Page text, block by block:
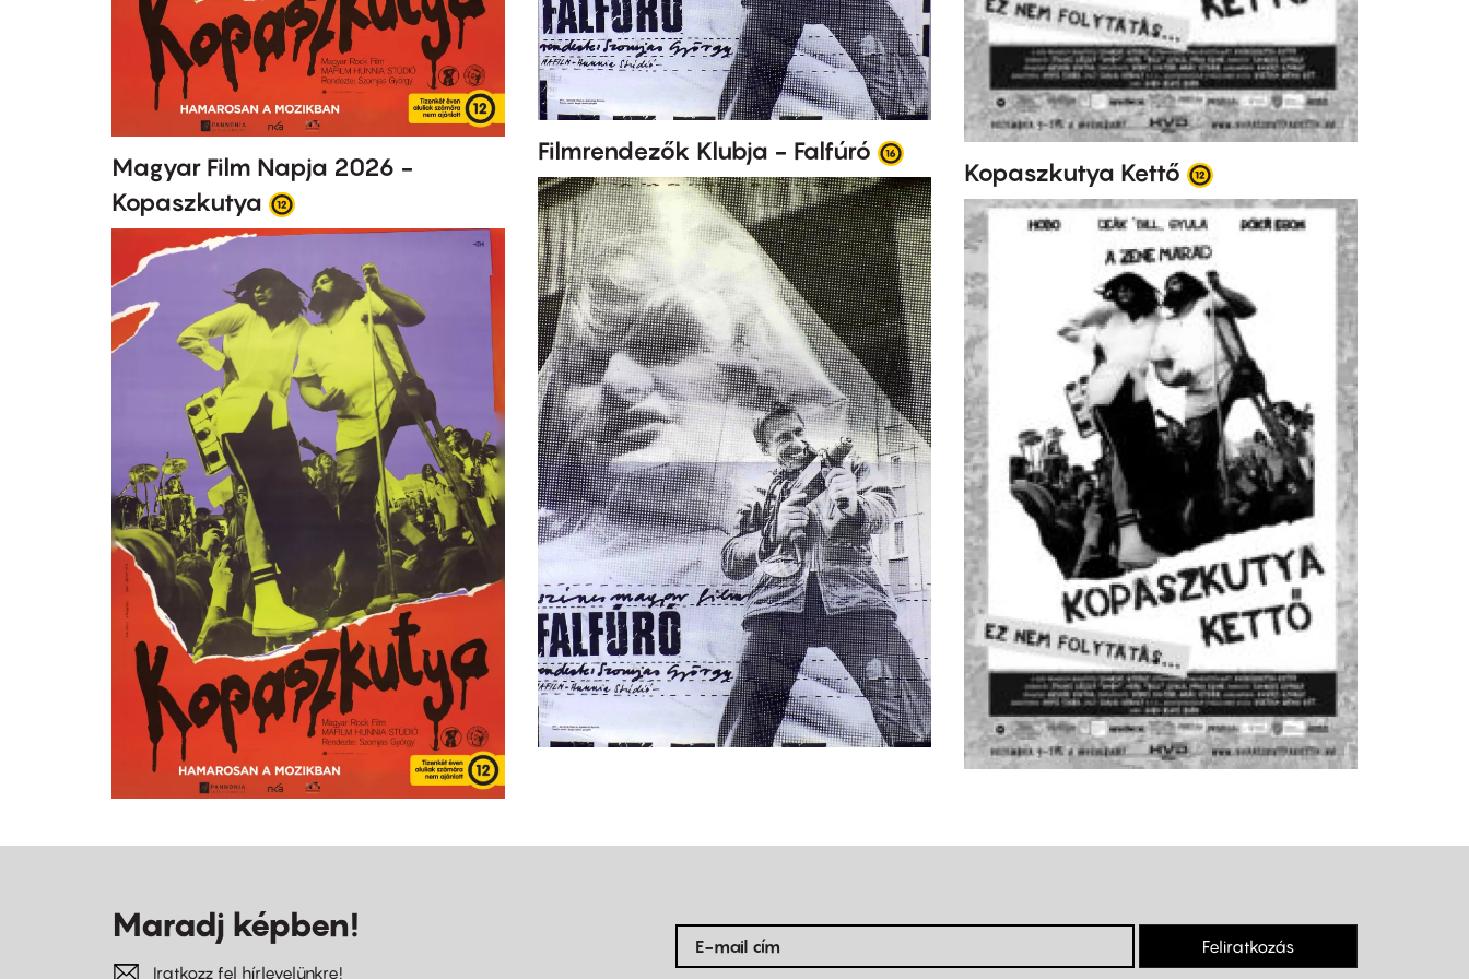
Magyar Film Napja 2026 -
Kopaszkutya
Filmrendezők Klubja - Falfúró
Kopaszkutya Kettő
Maradj képben!
Iratkozz fel hírlevelünkre!
Feliratkozás